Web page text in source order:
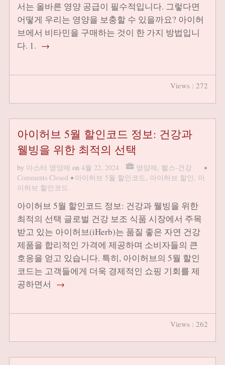
서는 올바른 영양 공급이 필수적입니다. 그렇다면
어떻게 우리는 영양을 보충할 수 있을까요? 아이허
브에서 비타민을 구매하는 것이 한 가지 방법입니
다. 1. →
Views : 272
아이허브 5월 할인코드 정보: 건강과
웰빙을 위한 최적의 선택
by 마스터 영양제 on 4월 22, 2024 영양제, 헬스-건강
•
Comments Closed • 아이허브 5월 할인코드, 아이허브 할인, 아
이허브 할인코드
아이허브 5월 할인코드 정보: 건강과 웰빙을 위한
최적의 선택 글로벌 건강 보조 식품 시장에서 주목
받고 있는 아이허브(iHerb)는 품질 좋은 자연 건강
제품을 합리적인 가격에 제공하며 소비자들의 큰
호응을 얻고 있습니다. 특히, 아이허브의 5월 할인
코드는 고객들에게 더욱 경제적인 쇼핑 기회를 제
공하면서 →
Views : 262